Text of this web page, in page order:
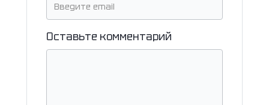
Оставьте комментарий